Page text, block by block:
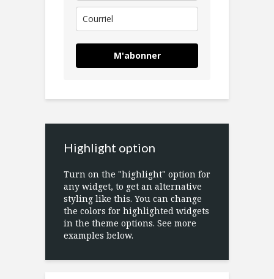
M'abonner
Highlight option
Turn on the "highlight" option for
any widget, to get an alternative
styling like this. You can change
the colors for highlighted widgets
in the theme options. See more
examples below.